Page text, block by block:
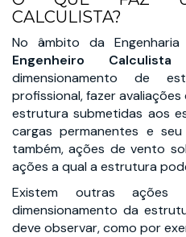
CALCULISTA?
No âmbito da
Engenheiro Calculista
dimensionamento de
profissional, fazer
estrutura submetidas aos
cargas permanentes e
também, ações de vento
ações a qual a estrutura
Existem outras
dimensionamento da
deve observar, como por